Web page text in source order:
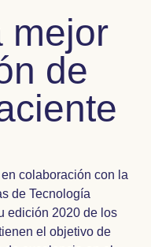
mejor
de
colaboración con la
de Tecnología
edición 2020 de los
el objetivo de